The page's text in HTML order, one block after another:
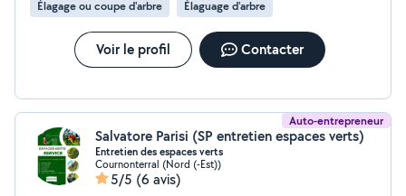
Élagage ou coupe d'arbre Élaguage d'arbre
Voir le profil Contacter
Auto-entrepreneur
Salvatore Parisi (SP entretien espaces verts)
Entretien des espaces verts
Cournonterral (Nord (-Est))
5/5 (6 avis)